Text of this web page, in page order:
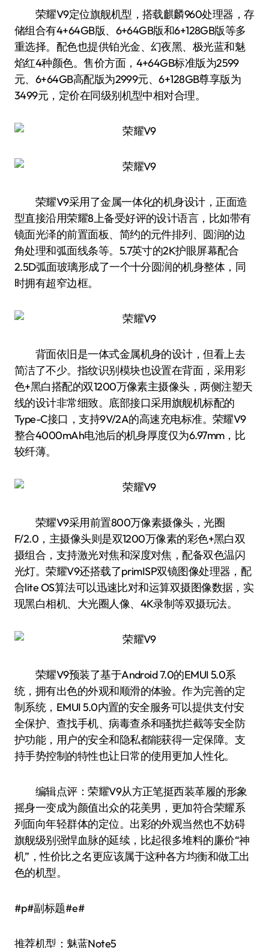
荣耀V9定位旗舰机型，搭载麒麟960处理器，存
储组合有4+64GB版、6+64GB版和6+128GB版等多
重选择。配色也提供铂光金、幻夜黑、极光蓝和魅
焰红4种颜色。售价方面，4+64GB标准版为2599
元、6+64GB高配版为2999元、6+128GB尊享版为
3499元，定价在同级别机型中相对合理。
荣耀V9采用了金属一体化的机身设计，正面造
型直接沿用荣耀8上备受好评的设计语言，比如带有
镜面光泽的前置面板、简约的元件排列、圆润的边
角处理和弧面线条等。5.7英寸的2K护眼屏幕配合
2.5D弧面玻璃形成了一个十分圆润的机身整体，同
时拥有超窄边框。
背面依旧是一体式金属机身的设计，但看上去
简洁了不少。指纹识别模块也设置在背面，采用彩
色+黑白搭配的双1200万像素主摄像头，两侧注塑天
线的设计非常细致。底部接口采用旗舰机标配的
Type-C接口，支持9V/2A的高速充电标准。荣耀V9
整合4000mAh电池后的机身厚度仅为6.97mm，比
较纤薄。
荣耀V9采用前置800万像素摄像头，光圈
F/2.0，主摄像头则是双1200万像素的彩色+黑白双
摄组合，支持激光对焦和深度对焦，配备双色温闪
光灯。荣耀V9还搭载了primISP双镜图像处理器，配
合lite OS算法可以迅速比对和运算双摄图像数据，实
现黑白相机、大光圈人像、4K录制等双摄玩法。
荣耀V9预装了基于Android 7.0的EMUI 5.0系
统，拥有出色的外观和顺滑的体验。作为完善的定
制系统，EMUI 5.0内置的安全服务可以提供支付安
全保护、查找手机、病毒查杀和骚扰拦截等安全防
护功能，用户的安全和隐私都能获得一定保障。支
持手势控制的特性也让日常的使用更加人性化。
编辑点评：荣耀V9从方正笔挺西装革履的形象
摇身一变成为颜值出众的花美男，更加符合荣耀系
列面向年轻群体的定位。出彩的外观当然也不妨碍
旗舰级别强悍血脉的延续，比起很多堆料的廉价“神
机”，性价比之名更应该属于这种各方均衡和做工出
色的机型。
#p#副标题#e#
推荐机型：魅蓝Note5